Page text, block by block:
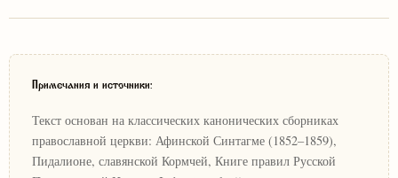
Примечания и источники:
Текст основан на классических канонических сборниках
православной церкви: Афинской Синтагме (1852–1859),
Пидалионе, славянской Кормчей, Книге правил Русской